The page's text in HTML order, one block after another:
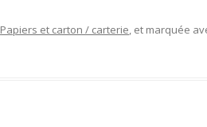
Papiers et carton / carterie, et marquée